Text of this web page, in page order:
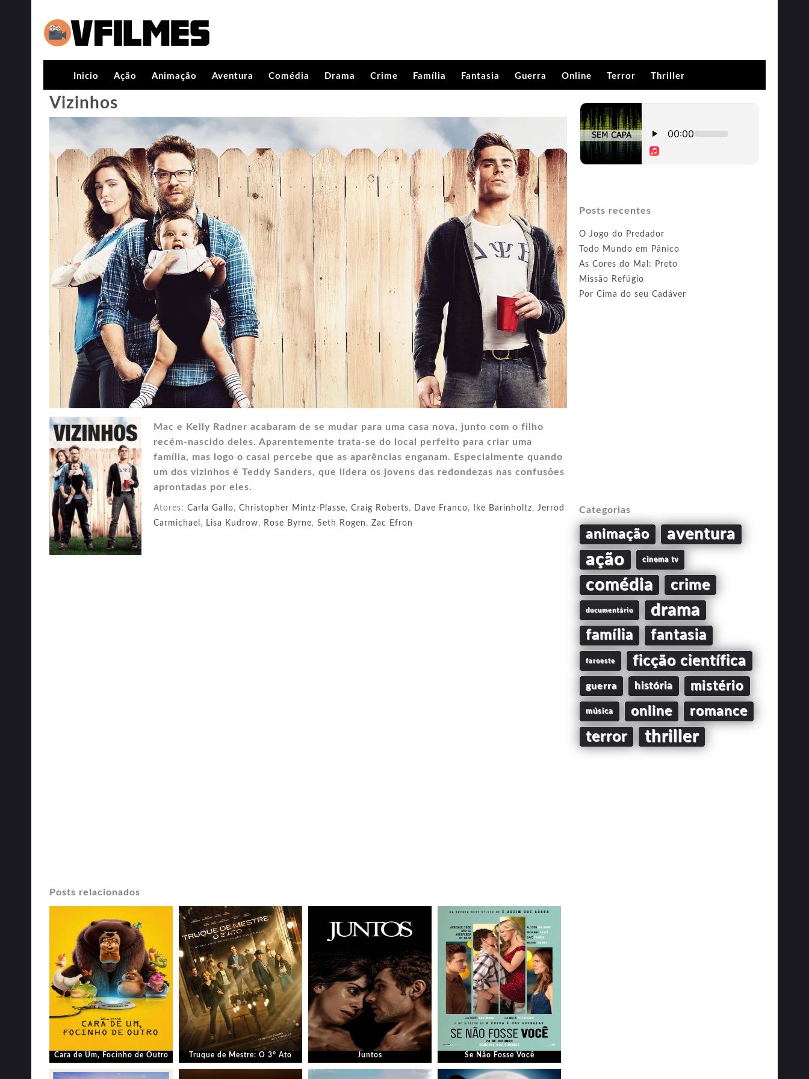
Inicio Ação Animação Aventura Comédia Drama Crime Família Fantasia Guerra Online Terror Thriller
Vizinhos
Mac e Kelly Radner acabaram de se mudar para uma casa nova, junto com o filho
recém-nascido deles. Aparentemente trata-se do local perfeito para criar uma
família, mas logo o casal percebe que as aparências enganam. Especialmente quando
um dos vizinhos é Teddy Sanders, que lidera os jovens das redondezas nas confusões
aprontadas por eles.
Atores: Carla Gallo, Christopher Mintz-Plasse, Craig Roberts, Dave Franco, Ike Barinholtz, Jerrod
Carmichael , Lisa Kudrow, Rose Byrne, Seth Rogen , Zac Efron
Posts relacionados
Cara de Um, Focinho de Outro Truque de Mestre: O 3° Ato Juntos Se Não Fosse Você
Posts recentes
O Jogo do Predador
Todo Mundo em Pânico
As Cores do Mal: Preto
Missão Refúgio
Por Cima do seu Cadáver
Categorias
animação aventura
ação cinema tv
comédia crime
documentário drama
família fantasia
faroeste ficção científica
guerra história mistério
música online romance
terror thriller